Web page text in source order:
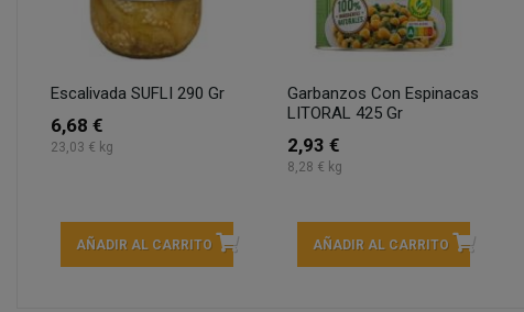
Escalivada SUFLI 290 Gr
6,68 €
23,03 € kg
AÑADIR AL CARRITO
Garbanzos Con Espinacas
LITORAL 425 Gr
2,93 €
8,28 € kg
AÑADIR AL CARRITO